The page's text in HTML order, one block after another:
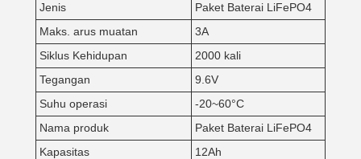
Jenis
Paket Baterai LiFePO4
Maks. arus muatan
3A
Siklus Kehidupan
2000 kali
Tegangan
9.6V
Suhu operasi
-20~60°C
Nama produk
Paket Baterai LiFePO4
Kapasitas
12Ah